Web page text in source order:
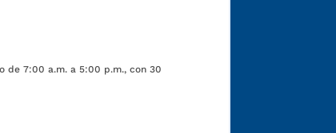
de 7:00 a.m. a 5:00 p.m., con 30